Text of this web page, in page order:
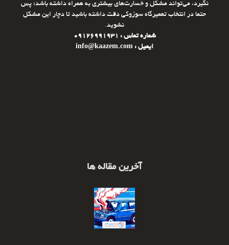
نگیرد، می‌تواند مشکل و خسارت‌های بیشتری به همراه داشته باشد؛ پس
حتما در انتخاب تعمیرگاه سوزوکی دقت داشته باشید تا دچار این مشکل
نشوید.
شماره تماس : 09126991931
ایمیل : info@kaazem.com
آخرین مقاله ها